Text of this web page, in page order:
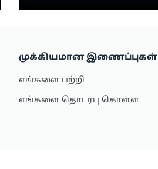
முக்கியமான இணைப்புகள்
எங்களை பற்றி
எங்களை தொடர்பு கொள்ள